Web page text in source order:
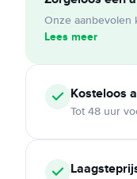
Onze aanbevolen
Lees meer
Kosteloos
Tot 48 uur